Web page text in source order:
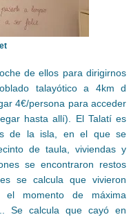
de ellos para dirigirnos
talayótico a 4km d
4€/persona para acceder
hasta allí). El Talatí es
de la isla, en el que se
de taula, viviendas y
se encontraron restos
se calcula que vivieron
momento de máxima
Se calcula que cayó en